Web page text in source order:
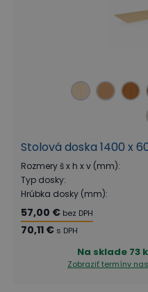
Stolová doska 1400 x
Rozmery š x h x v (mm):
Typ dosky:
Hrúbka dosky (mm):
57,00 € bez DPH
70,11 € s DPH
Na sklade 73
Zobraziť termíny